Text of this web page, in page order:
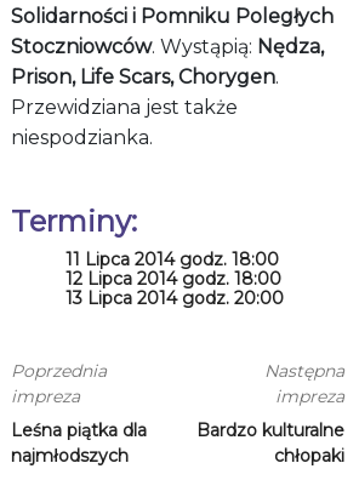
Solidarności i Pomniku Poległych
Stoczniowców. Wystąpią: Nędza,
Prison, Life Scars, Chorygen.
Przewidziana jest także
niespodzianka.
Terminy:
11 Lipca 2014 godz. 18:00
12 Lipca 2014 godz. 18:00
13 Lipca 2014 godz. 20:00
Poprzednia
impreza
Leśna piątka dla
najmłodszych
Następna
impreza
Bardzo kulturalne
chłopaki